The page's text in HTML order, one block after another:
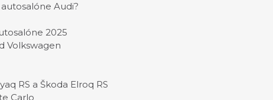
Audi?
2025
Volkswagen
RS a Škoda Elroq RS
Carlo